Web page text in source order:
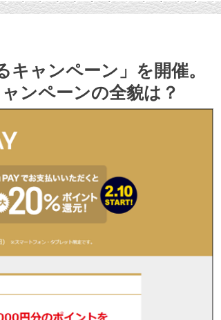
キャンペーン」を開催。
ンペーンの全貌は？